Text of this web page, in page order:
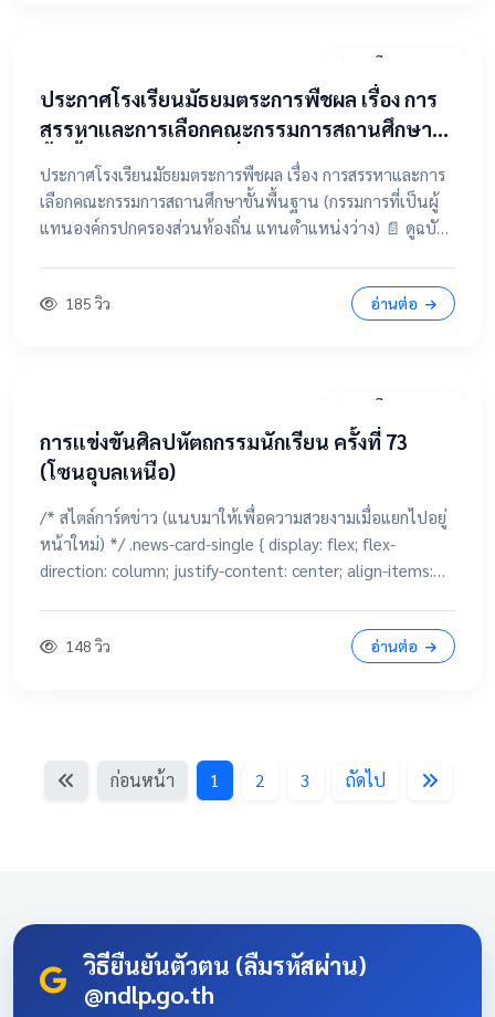
31 มีนาคม 2569
ประกาศโรงเรียนมัธยมตระการพืชผล เรื่อง การ
สรรหาและการเลือกคณะกรรมการสถานศึกษา
ขั้นพื้นฐาน (กรรมการที่เป็นผู้แทนองค์กร
ปกครองส่วนท้องถิ่น แทนตำแหน่งว่าง)
ประกาศโรงเรียนมัธยมตระการพืชผล เรื่อง การสรรหาและการ
เลือกคณะกรรมการสถานศึกษาขั้นพื้นฐาน (กรรมการที่เป็นผู้
แทนองค์กรปกครองส่วนท้องถิ่น แทนตำแหน่งว่าง) 📄 ดูฉบับ
185 วิว อ่านต่อ
28 มีนาคม 2569
การแข่งขันศิลปหัตถกรรมนักเรียน ครั้งที่ 73
(โซนอุบลเหนือ)
/* สไตล์การ์ดข่าว (แนบมาให้เพื่อความสวยงามเมื่อแยกไปอยู่
หน้าใหม่) */ .news-card-single { display: flex; flex-
direction: column; justify-content: center; align-items:
!important; transition: all 0.3s ease; text-align: center;
#003366 0%, #004080 100%); border-bottom: 5px solid
top: 10px; } .news-card-single::after { content: "🏆";
position: absolute; font-size: 8rem; bottom: -20px; right:
148 วิว อ่านต่อ
ก่อนหน้า 1 2 3 ถัดไป
วิธียืนยันตัวตน (ลืมรหัสผ่าน)
@ndlp.go.th